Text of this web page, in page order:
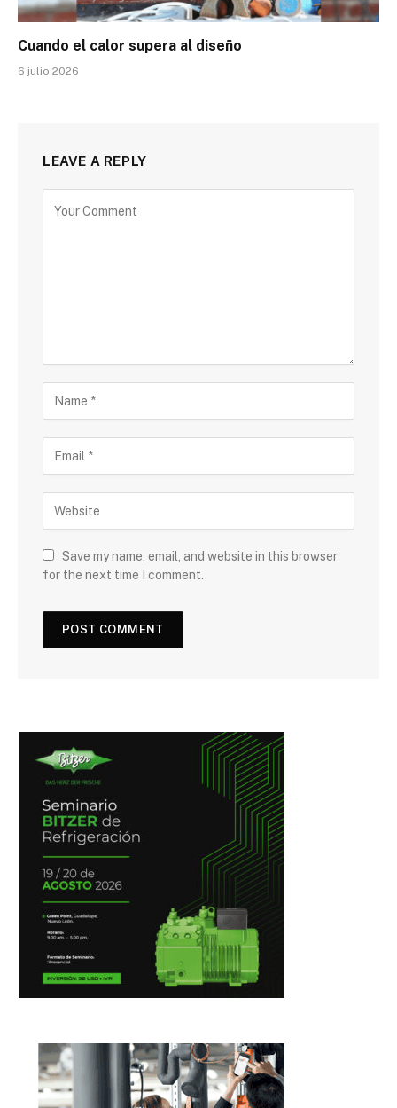
Cuando el calor supera al diseño
6 julio 2026
LEAVE A REPLY
Save my name, email, and website in this browser
for the next time I comment.